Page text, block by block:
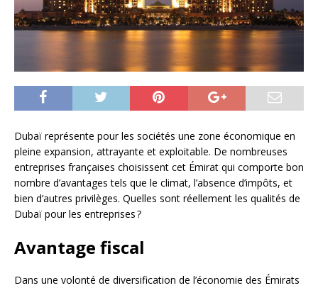
Dubaï représente pour les sociétés une zone économique en
pleine expansion, attrayante et exploitable. De nombreuses
entreprises françaises choisissent cet Émirat qui comporte bon
nombre d’avantages tels que le climat, l’absence d’impôts, et
bien d’autres privilèges. Quelles sont réellement les qualités de
Dubaï pour les entreprises ?
Avantage fiscal
Dans une volonté de diversification de l’économie des Émirats